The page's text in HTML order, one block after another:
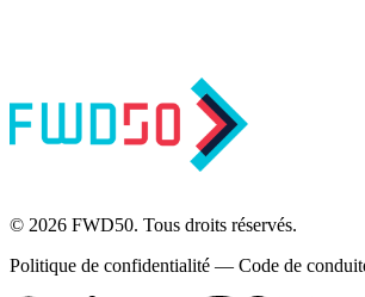
© 2026 FWD50. Tous droits réservés.
Politique de confidentialité — Code de